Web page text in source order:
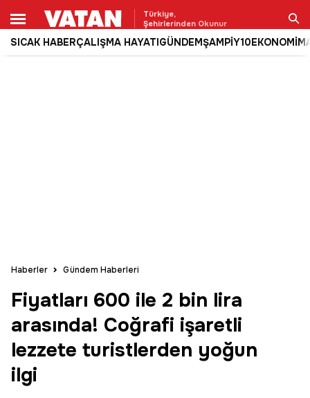
Türkiye,
Şehirlerinden Okunur
SICAK HABERÇALIŞMA HAYATIGÜNDEMŞAMPİY10EKONOMİ
Ara
Haberler Gündem Haberleri
Fiyatları 600 ile 2 bin lira
arasında! Coğrafi işaretli
lezzete turistlerden yoğun
ilgi